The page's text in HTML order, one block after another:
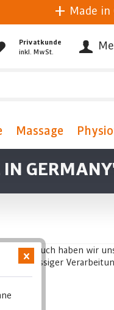
Made in
Privatkunde
inkl. MwSt.
Massage
Anspruch haben wir
erstklassiger